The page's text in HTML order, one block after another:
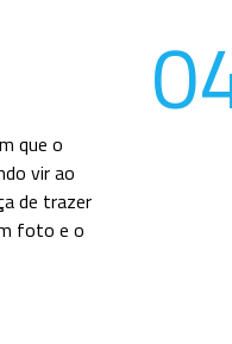
que o
vir ao
de trazer
foto e o